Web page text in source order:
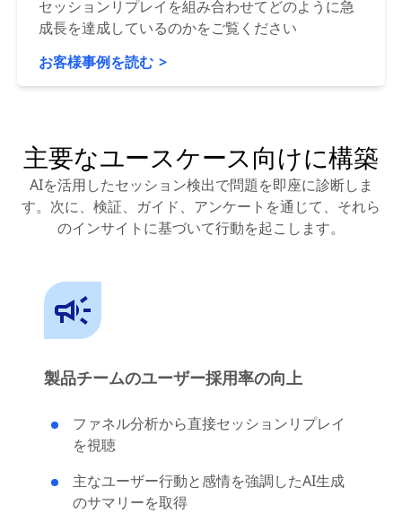
セッションリプレイを組み合わせてどのように急
成長を達成しているのかをご覧ください
お客様事例を読む
主要なユースケース向けに構築
AIを活用したセッション検出で問題を即座に診断しま
す。次に、検証、ガイド、アンケートを通じて、それら
のインサイトに基づいて行動を起こします。
製品チームのユーザー採用率の向上
ファネル分析から直接セッションリプレイ
を視聴
主なユーザー行動と感情を強調したAI生成
のサマリーを取得